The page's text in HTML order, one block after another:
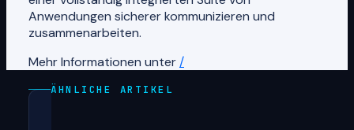
Anwendungen sicherer kommunizieren und
zusammenarbeiten.
Mehr Informationen unter/
ÄHNLICHE ARTIKEL